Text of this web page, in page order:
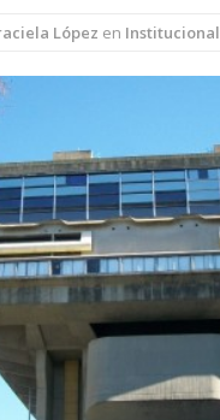
López en Institucional